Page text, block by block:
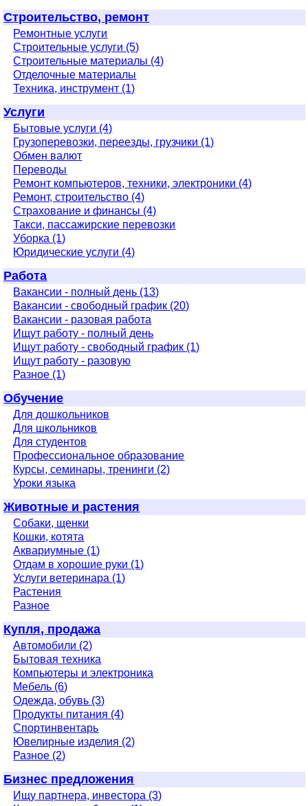
Строительство, ремонт
Ремонтные услуги
Строительные услуги (5)
Строительные материалы (4)
Отделочные материалы
Техника, инструмент (1)
Услуги
Бытовые услуги (4)
Грузоперевозки, переезды, грузчики (1)
Обмен валют
Переводы
Ремонт компьютеров, техники, электроники (4)
Ремонт, строительство (4)
Страхование и финансы (4)
Такси, пассажирские перевозки
Уборка (1)
Юридические услуги (4)
Работа
Вакансии - полный день (13)
Вакансии - свободный график (20)
Вакансии - разовая работа
Ищут работу - полный день
Ищут работу - свободный график (1)
Ищут работу - разовую
Разное (1)
Обучение
Для дошкольников
Для школьников
Для студентов
Профессиональное образование
Курсы, семинары, тренинги (2)
Уроки языка
Животные и растения
Собаки, щенки
Кошки, котята
Аквариумные (1)
Отдам в хорошие руки (1)
Услуги ветеринара (1)
Растения
Разное
Купля, продажа
Автомобили (2)
Бытовая техника
Компьютеры и электроника
Мебель (6)
Одежда, обувь (3)
Продукты питания (4)
Спортинвентарь
Ювелирные изделия (2)
Разное (2)
Бизнес предложения
Ищу партнера, инвестора (3)